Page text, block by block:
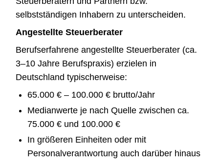
selbstständigen Inhabern zu unterscheiden.
Angestellte Steuerberater
Berufserfahrene angestellte Steuerberater (ca.
3–10 Jahre Berufspraxis) erzielen in
Deutschland typischerweise:
65.000 € – 100.000 € brutto/Jahr
Medianwerte je nach Quelle zwischen ca.
75.000 € und 100.000 €
In größeren Einheiten oder mit
Personalverantwortung auch darüber hinaus